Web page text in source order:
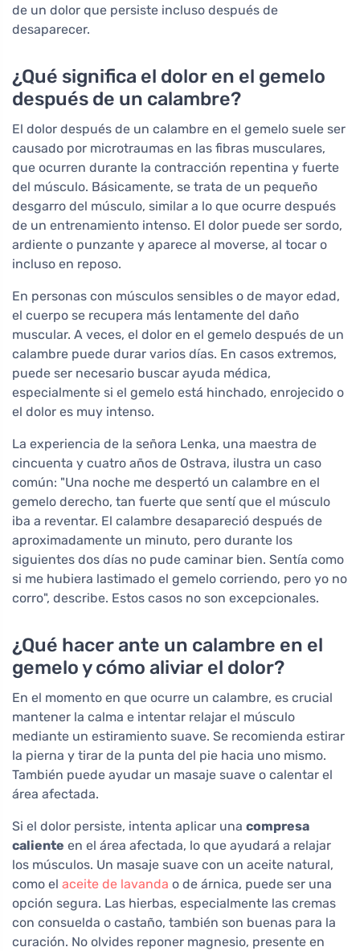
de un dolor que persiste incluso después de
desaparecer.
¿Qué significa el dolor en el gemelo
después de un calambre?
El dolor después de un calambre en el gemelo suele ser
causado por microtraumas en las fibras musculares,
que ocurren durante la contracción repentina y fuerte
del músculo. Básicamente, se trata de un pequeño
desgarro del músculo, similar a lo que ocurre después
de un entrenamiento intenso. El dolor puede ser sordo,
ardiente o punzante y aparece al moverse, al tocar o
incluso en reposo.
En personas con músculos sensibles o de mayor edad,
el cuerpo se recupera más lentamente del daño
muscular. A veces, el dolor en el gemelo después de un
calambre puede durar varios días. En casos extremos,
puede ser necesario buscar ayuda médica,
especialmente si el gemelo está hinchado, enrojecido o
el dolor es muy intenso.
La experiencia de la señora Lenka, una maestra de
cincuenta y cuatro años de Ostrava, ilustra un caso
común: "Una noche me despertó un calambre en el
gemelo derecho, tan fuerte que sentí que el músculo
iba a reventar. El calambre desapareció después de
aproximadamente un minuto, pero durante los
siguientes dos días no pude caminar bien. Sentía como
si me hubiera lastimado el gemelo corriendo, pero yo no
corro", describe. Estos casos no son excepcionales.
¿Qué hacer ante un calambre en el
gemelo y cómo aliviar el dolor?
En el momento en que ocurre un calambre, es crucial
mantener la calma e intentar relajar el músculo
mediante un estiramiento suave. Se recomienda estirar
la pierna y tirar de la punta del pie hacia uno mismo.
También puede ayudar un masaje suave o calentar el
área afectada.
Si el dolor persiste, intenta aplicar una compresa
caliente en el área afectada, lo que ayudará a relajar
los músculos. Un masaje suave con un aceite natural,
como el aceite de lavanda o de árnica, puede ser una
opción segura. Las hierbas, especialmente las cremas
con consuelda o castaño, también son buenas para la
curación. No olvides reponer magnesio, presente en